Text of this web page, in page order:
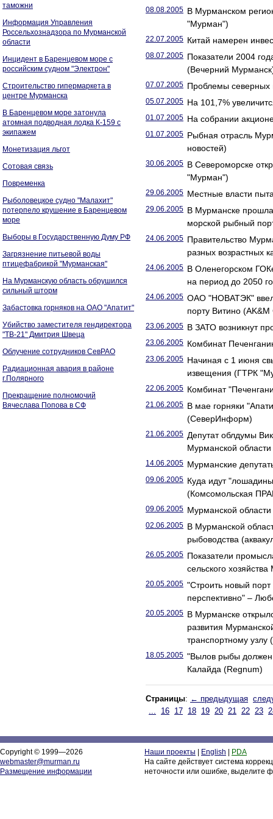
таможни
Информация Управления
Россельхознадзора по Мурманской
области
Инцидент в Баренцевом море с
российским судном "Электрон"
Строительство гипермаркета в
центре Мурманска
В Баренцевом море затонула
атомная подводная лодка К-159 с
экипажем
Монетизация льгот
Сотовая связь
Повременка
Рыболовецкое судно "Малахит"
потерпело крушение в Баренцевом
море
Выборы в Государственную Думу РФ
Загрязнение питьевой воды
птицефабрикой "Мурманская"
На Мурманскую область обрушился
сильный шторм
Забастовка горняков на ОАО "Апатит"
Убийство заместителя гендиректора
"ТВ-21" Дмитрия Швеца
Облучение сотрудников СевРАО
Радиационная авария в районе
г.Полярного
Прекращение полномочий
Вячеслава Попова в СФ
08.08.2005 В Мурманском
"Мурман")
22.07.2005 Китай намерен
08.07.2005 Показатели 2004
(Вечерний
07.07.2005 Проблемы
05.07.2005 На 101,7%
01.07.2005 На собрании
01.07.2005 Рыбная отрасль
новостей)
30.06.2005 В Североморске
"Мурман")
29.06.2005 Местные власти
29.06.2005 В Мурманске
морской рыбный
24.06.2005 Правительство
разных возрастных
24.06.2005 В Оленегорском
на период до 2050
24.06.2005 ОАО "НОВАТЭК" ввело
порту Витино
23.06.2005 В ЗАТО возникнут
23.06.2005 Комбинат
23.06.2005 Начиная с 1 июня
извещения (ГТРК
22.06.2005 Комбинат
21.06.2005 В мае горняки
(СеверИнформ)
21.06.2005 Депутат облдумы
Мурманской
14.06.2005 Мурманские
09.06.2005 Куда идут
(Комсомольская
09.06.2005 Мурманской
02.06.2005 В Мурманской
рыбоводства
26.05.2005 Показатели
сельского
20.05.2005 "Строить новый
перспективно" –
20.05.2005 В Мурманске
развития
транспортному узлу
18.05.2005 "Вылов рыбы должен
Калайда (Regnum)
Страницы: ← предыдущая
...
16 17 18 19 20 21 22 23
Copyright © 1999—2026
webmaster@murman.ru
Размещение информации
Наши проекты English
PDA
На сайте действует система
неточности или ошибке, выделите